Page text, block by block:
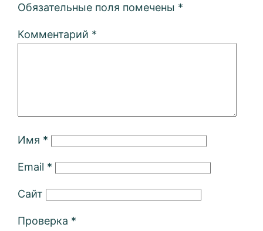
Обязательные поля помечены *
Комментарий *
Имя *
Email *
Сайт
Проверка *